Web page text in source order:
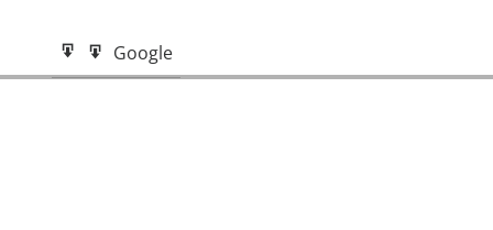
Subscribe
Google
ExportarGoogle